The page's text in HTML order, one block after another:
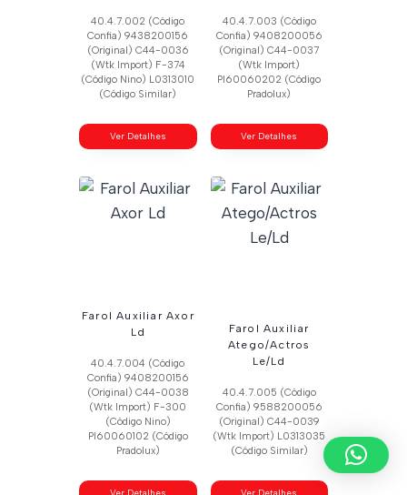
40.4.7.002 (Código
Confia) 9438200156
(Original) C44-0036
(Wtk Import) F-374
(Código Nino) L0313010
(Código Similar)
Ver Detalhes
40.4.7.003 (Código
Confia) 9408200056
(Original) C44-0037
(Wtk Import)
Pl60060202 (Código
Pradolux)
Ver Detalhes
Farol Auxiliar Axor
Ld
40.4.7.004 (Código
Confia) 9408200156
(Original) C44-0038
(Wtk Import) F-300
(Código Nino)
Pl60060102 (Código
Pradolux)
Farol Auxiliar
Atego/Actros
Le/Ld
40.4.7.005 (Código
Confia) 9588200056
(Original) C44-0039
(Wtk Import) L0313035
(Código Similar)